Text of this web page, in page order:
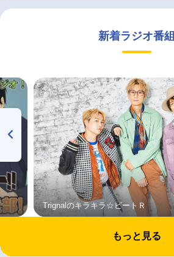
新着ラジオ番組
Trignalのキラキラ☆ビートＲ
もっと見る